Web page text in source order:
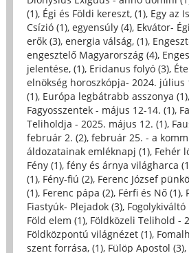
(1), Égi és Földi kereszt, (1), Egy az
Csízió (1), egyensúly (4), Ekvátor-
erők (3), energia válság, (1),
engesztelő Magyarország (4),
jelentése, (1), Eridanus folyó (3),
elnökség horoszkópja- 2024. július
(1), Európa legbátrabb asszonya (1),
Fagyosszentek - május 12-14. (1),
Teliholdja - 2025. május 12. (1),
február 2. (2), február 25. - a
áldozatainak emléknapj (1), Fehér
Fény (1), fény és árnya világharca
(1), Fény-fiú (2), Ferenc József
(1), Ferenc pápa (2), Férfi és Nő (1),
Fiastyúk- Plejadok (3), Fogolykiváltó
Föld elem (1), Földközeli Telihold -
Földközpontú világnézet (1),
szent forrása, (1), Fülöp Apostol (3),